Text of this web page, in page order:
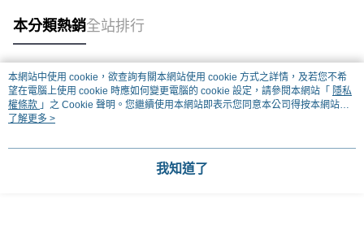
本分類熱銷全站排行
熱門標籤
本網站中使用 cookie，欲查詢有關本網站使用 cookie 方式之詳情，及若您不希
望在電腦上使用 cookie 時應如何變更電腦的 cookie 設定，請參閱本網站「 隱私
權條款 」之 Cookie 聲明。您繼續使用本網站即表示您同意本公司得按本網站使
用條款之 Cookie 聲明使用 cookie。
了解更多 >
我知道了